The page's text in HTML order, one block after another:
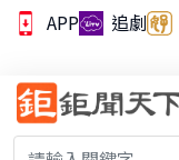
APP 追劇